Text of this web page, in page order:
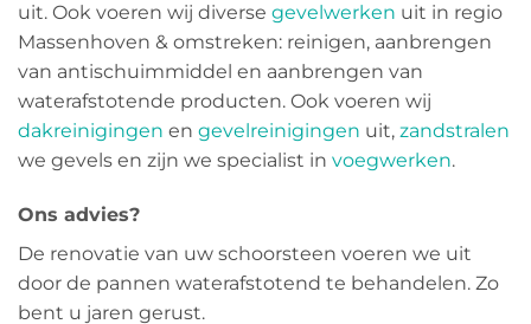
uit. Ook voeren wij diverse gevelwerken uit in regio
Massenhoven & omstreken: reinigen, aanbrengen
van antischuimmiddel en aanbrengen van
waterafstotende producten. Ook voeren wij
dakreinigingen en gevelreinigingen uit, zandstralen
we gevels en zijn we specialist in voegwerken.
Ons advies?
De renovatie van uw schoorsteen voeren we uit
door de pannen waterafstotend te behandelen. Zo
bent u jaren gerust.